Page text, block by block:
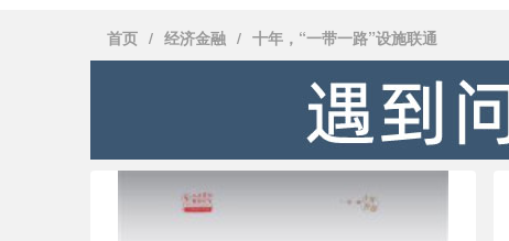
首页 / 经济金融 / 十年，“一带一路”设施联通